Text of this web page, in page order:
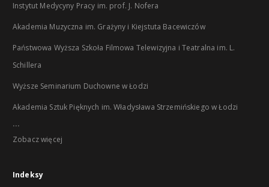
Instytut Medycyny Pracy im. prof. J. Nofera
Akademia Muzyczna im. Grażyny i Kiejstuta Bacewiczów
Państwowa Wyższa Szkoła Filmowa Telewizyjna i Teatralna im. L.
Schillera
Wyższe Seminarium Duchowne w Łodzi
Akademia Sztuk Pięknych im. Władysława Strzemińskiego w Łodzi
...
Zobacz więcej
Indeksy